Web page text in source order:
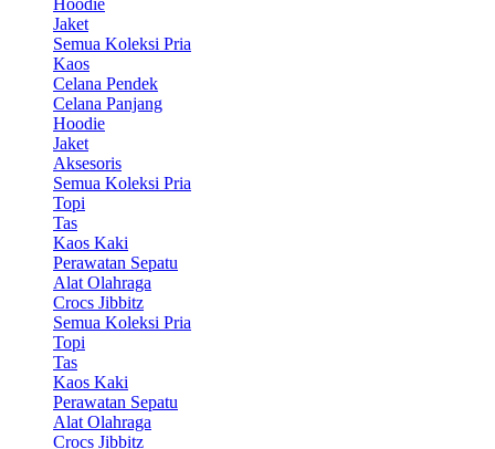
Jaket
Semua Koleksi Pria
Kaos
Celana Pendek
Celana Panjang
Hoodie
Jaket
Aksesoris
Semua Koleksi Pria
Topi
Tas
Kaos Kaki
Perawatan Sepatu
Alat Olahraga
Crocs Jibbitz
Semua Koleksi Pria
Topi
Tas
Kaos Kaki
Perawatan Sepatu
Alat Olahraga
Crocs Jibbitz